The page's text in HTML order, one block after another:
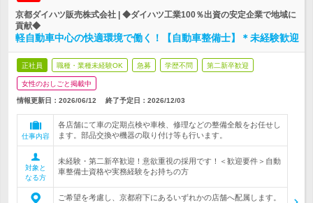
京都ダイハツ販売株式会社 | ◆ダイハツ工業100％出資の安定企業で地域に
貢献◆
軽自動車中心の快適環境で働く！【自動車整備士】＊未経験歓迎
正社員 職種・業種未経験OK 急募 学歴不問 第二新卒歓迎
女性のおしごと掲載中
情報更新日：2026/06/12 終了予定日： 2026/12/03
仕事内容
各店舗にて車の定期点検や車検、修理などの整備全般をお任せし
ます。部品交換や機器の取り付け等も行います。
対象と
なる方
未経験・第二新卒歓迎！意欲重視の採用です！＜歓迎要件＞自動
車整備士資格や実務経験をお持ちの方
ご希望を考慮し、京都府下にあるいずれかの店舗へ配属します。